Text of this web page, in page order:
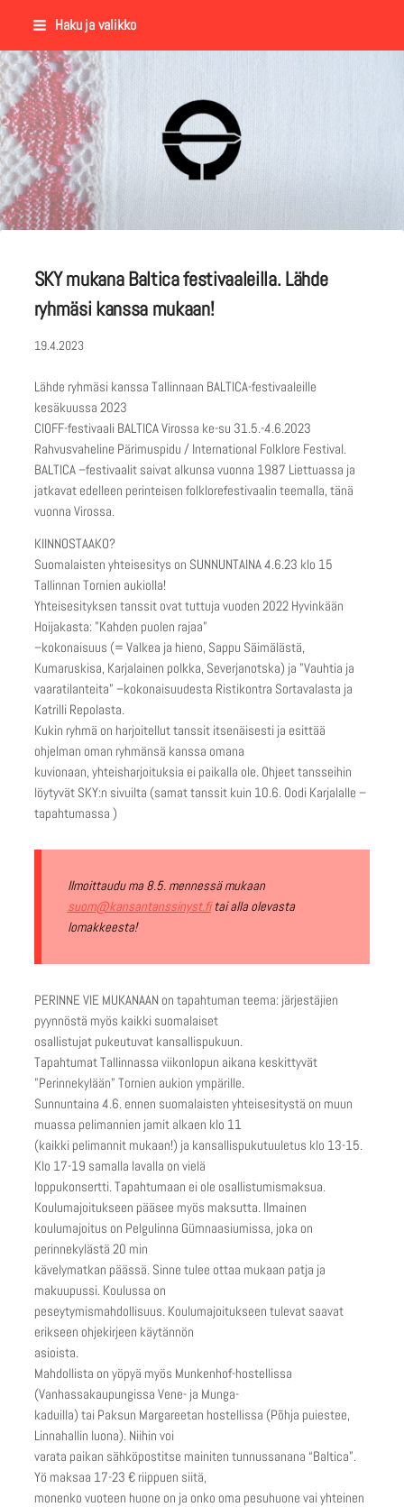
Siirry
sisältöön
Haku ja valikko
Suomalaisen Kansantanssin
SKY mukana Baltica festivaaleilla. Lähde
ryhmäsi kanssa mukaan!
19.4.2023
Lähde ryhmäsi kanssa Tallinnaan BALTICA-festivaaleille
kesäkuussa 2023
CIOFF-festivaali BALTICA Virossa ke-su 31.5.-4.6.2023
Rahvusvaheline Pärimuspidu / International Folklore Festival.
BALTICA –festivaalit saivat alkunsa vuonna 1987 Liettuassa ja
jatkavat edelleen perinteisen folklorefestivaalin teemalla, tänä
vuonna Virossa.
KIINNOSTAAKO?
Suomalaisten yhteisesitys on SUNNUNTAINA 4.6.23 klo 15
Tallinnan Tornien aukiolla!
Yhteisesityksen tanssit ovat tuttuja vuoden 2022 Hyvinkään
Hoijakasta: ”Kahden puolen rajaa”
–kokonaisuus (= Valkea ja hieno, Sappu Säimälästä,
Kumaruskisa, Karjalainen polkka, Severjanotska) ja ”Vauhtia ja
vaaratilanteita” –kokonaisuudesta Ristikontra Sortavalasta ja
Katrilli Repolasta.
Kukin ryhmä on harjoitellut tanssit itsenäisesti ja esittää
ohjelman oman ryhmänsä kanssa omana
kuvionaan, yhteisharjoituksia ei paikalla ole. Ohjeet tansseihin
löytyvät SKY:n sivuilta (samat tanssit kuin 10.6. Oodi Karjalalle –
tapahtumassa )
Ilmoittaudu ma 8.5. mennessä mukaan
suom@kansantanssinyst.fitai alla olevasta
lomakkeesta!
PERINNE VIE MUKANAAN on tapahtuman teema: järjestäjien
pyynnöstä myös kaikki suomalaiset
osallistujat pukeutuvat kansallispukuun.
Tapahtumat Tallinnassa viikonlopun aikana keskittyvät
”Perinnekylään” Tornien aukion ympärille.
Sunnuntaina 4.6. ennen suomalaisten yhteisesitystä on muun
muassa pelimannien jamit alkaen klo 11
(kaikki pelimannit mukaan!) ja kansallispukutuuletus klo 13-15.
Klo 17-19 samalla lavalla on vielä
loppukonsertti. Tapahtumaan ei ole osallistumismaksua.
Koulumajoitukseen pääsee myös maksutta. Ilmainen
koulumajoitus on Pelgulinna Gümnaasiumissa, joka on
perinnekylästä 20 min
kävelymatkan päässä. Sinne tulee ottaa mukaan patja ja
makuupussi. Koulussa on
peseytymismahdollisuus. Koulumajoitukseen tulevat saavat
erikseen ohjekirjeen käytännön
asioista.
Mahdollista on yöpyä myös Munkenhof-hostellissa
(Vanhassakaupungissa Vene- ja Munga-
kaduilla) tai Paksun Margareetan hostellissa (Põhja puiestee,
Linnahallin luona). Niihin voi
varata paikan sähköpostitse mainiten tunnussanana “Baltica”.
Yö maksaa 17-23 € riippuen siitä,
monenko vuoteen huone on ja onko oma pesuhuone vai yhteinen